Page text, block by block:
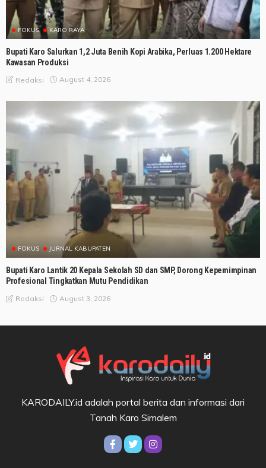
FOKUS KARO RAYA
Bupati Karo Salurkan 1,2 Juta Benih Kopi Arabika, Perluas 1.200 Hektare
Kawasan Produksi
Redaksi August 4, 2026
FOKUS JURNAL KABUPATEN
Bupati Karo Lantik 20 Kepala Sekolah SD dan SMP, Dorong Kepemimpinan
Profesional Tingkatkan Mutu Pendidikan
Redaksi August 3, 2026
KARODAILY.id adalah portal berita dan informasi dari
Tanah Karo Simalem